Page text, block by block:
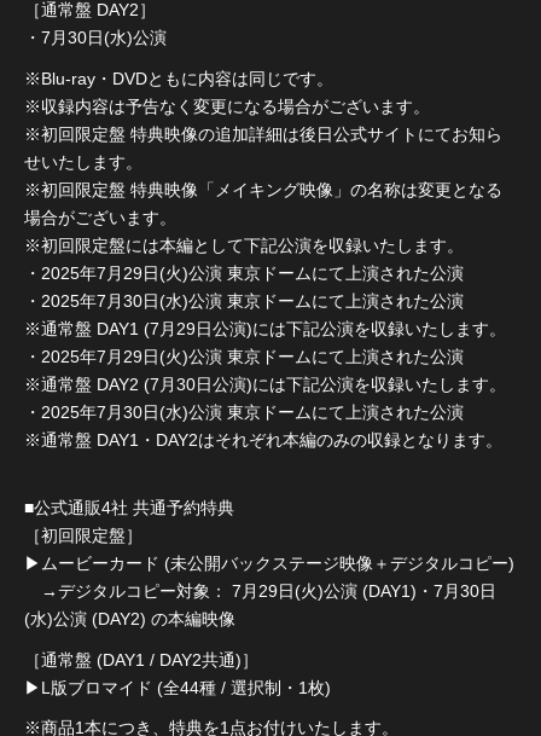
［通常盤 DAY2］
・7月30日(水)公演
※Blu-ray・DVDともに内容は同じです。
※収録内容は予告なく変更になる場合がございます。
※初回限定盤 特典映像の追加詳細は後日公式サイトにてお知ら
せいたします。
※初回限定盤 特典映像「メイキング映像」の名称は変更となる
場合がございます。
※初回限定盤には本編として下記公演を収録いたします。
・2025年7月29日(火)公演 東京ドームにて上演された公演
・2025年7月30日(水)公演 東京ドームにて上演された公演
※通常盤 DAY1 (7月29日公演)には下記公演を収録いたします。
・2025年7月29日(火)公演 東京ドームにて上演された公演
※通常盤 DAY2 (7月30日公演)には下記公演を収録いたします。
・2025年7月30日(水)公演 東京ドームにて上演された公演
※通常盤 DAY1・DAY2はそれぞれ本編のみの収録となります。
■公式通販4社 共通予約特典
［初回限定盤］
▶︎ムービーカード (未公開バックステージ映像＋デジタルコピー)
→デジタルコピー対象： 7月29日(火)公演 (DAY1)・7月30日
(水)公演 (DAY2) の本編映像
［通常盤 (DAY1 / DAY2共通)］
▶︎L版ブロマイド (全44種 / 選択制・1枚)
※商品1本につき、特典を1点お付けいたします。